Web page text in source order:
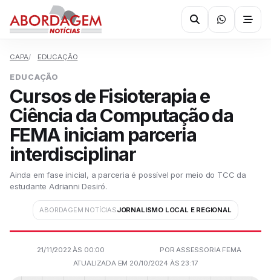
CAPA EDUCAÇÃO
EDUCAÇÃO
Cursos de Fisioterapia e
Ciência da Computação da
FEMA iniciam parceria
interdisciplinar
Ainda em fase inicial, a parceria é possível por meio do TCC da
estudante Adrianni Desiró.
ABORDAGEM NOTÍCIASJORNALISMO LOCAL E REGIONAL
21/11/2022 ÀS 00:00
POR ASSESSORIA FEMA
ATUALIZADA EM 20/10/2024 ÀS 23:17